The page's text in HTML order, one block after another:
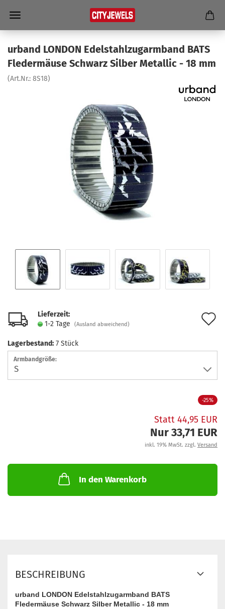
ur­band LON­DON Edel­stahl­zug­arm­band BATS
Fle­der­mäu­se Schwarz Sil­ber Me­tal­lic - 18 mm
(Art.Nr.: 8S18)
Lieferzeit:
1-2 Tage
(Ausland abweichend)
Lagerbestand: 7 Stück
Armbandgröße:
-25%
Statt 44,95 EUR
Nur 33,71 EUR
inkl. 19% MwSt. zzgl. Versand
In den Warenkorb
BESCHREIBUNG
urband LONDON Edelstahlzugarmband BATS
Fledermäuse Schwarz Silber Metallic - 18 mm